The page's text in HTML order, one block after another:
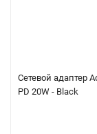
Сетевой адаптер
PD 20W - Black